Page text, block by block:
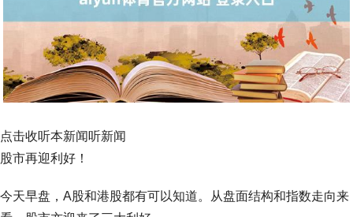
点击收听本新闻听新闻
股市再迎利好！
今天早盘，A股和港股都有可以知道。从盘面结构和指数走向来